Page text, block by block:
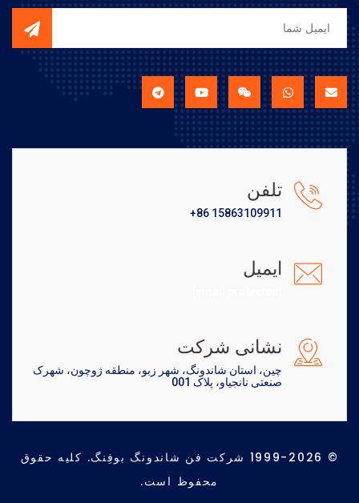
تلفن
+86 15863109911
ایمیل
نشانی شرکت
چین، استان شاندونگ، شهر زبو، منطقه ژوچون، شهرک
صنعتی نانجیاو، پلاک 001
© 1999-2026 شرکت فن شاندونگ بوفِنگ. کلیه حقوق
محفوظ است.